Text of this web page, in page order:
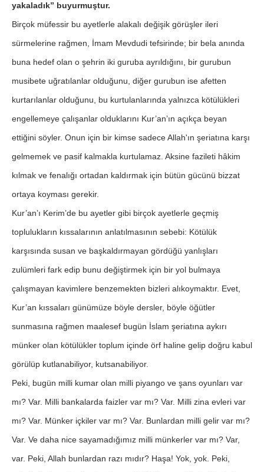
yakaladık” buyurmuştur.
Birçok müfessir bu ayetlerle alakalı değişik görüşler ileri
sürmelerine rağmen, İmam Mevdudi tefsirinde; bir bela anında
buna hedef olan o şehrin iki guruba ayrıldığını, bir gurubun
musibete uğratılanlar olduğunu, diğer gurubun ise afetten
kurtarılanlar olduğunu, bu kurtulanlarında yalnızca kötülükleri
engellemeye çalışanlar olduklarını Kur’an’ın açıkça beyan
ettiğini söyler. Onun için bir kimse sadece Allah'ın şeriatına karşı
gelmemek ve pasif kalmakla kurtulamaz. Aksine fazileti hâkim
kılmak ve fenalığı ortadan kaldırmak için bütün gücünü bizzat
ortaya koyması gerekir.
Kur’an’ı Kerim’de bu ayetler gibi birçok ayetlerle geçmiş
toplulukların kıssalarının anlatılmasının sebebi: Kötülük
karşısında susan ve başkaldırmayan gördüğü yanlışları
zulümleri fark edip bunu değiştirmek için bir yol bulmaya
çalışmayan kavimlere benzemekten bizleri alıkoymaktır. Evet,
Kur’an kıssaları günümüze böyle dersler, böyle öğütler
sunmasına rağmen maalesef bugün İslam şeriatına aykırı
münker olan kötülükler toplum içinde örf haline gelip doğru kabul
görülüp kutlanabiliyor, kutsanabiliyor.
Peki, bugün milli kumar olan milli piyango ve şans oyunları var
mı? Var. Milli bankalarda faizler var mı? Var. Milli zina evleri var
mı? Var. Münker içkiler var mı? Var. Bunlardan milli gelir var mı?
Var. Ve daha nice sayamadığımız milli münkerler var mı? Var,
var. Peki, Allah bunlardan razı mıdır? Haşa! Yok, yok. Peki,